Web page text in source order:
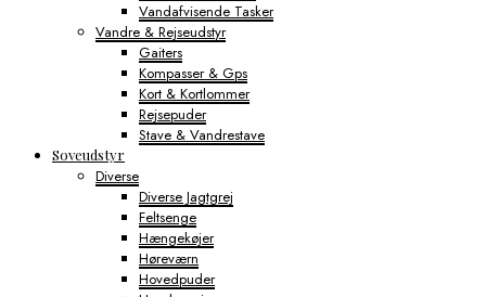
Vandafvisende Tasker
Vandre & Rejseudstyr
Gaiters
Kompasser & Gps
Kort & Kortlommer
Rejsepuder
Stave & Vandrestave
Soveudstyr
Diverse
Diverse Jagtgrej
Feltsenge
Hængekøjer
Høreværn
Hovedpuder